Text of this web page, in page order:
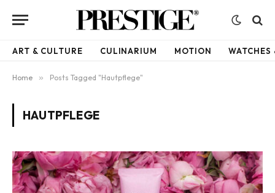
ART & CULTURE CULINARIUM MOTION WATCHES
Home » Posts Tagged "Hautpflege"
HAUTPFLEGE